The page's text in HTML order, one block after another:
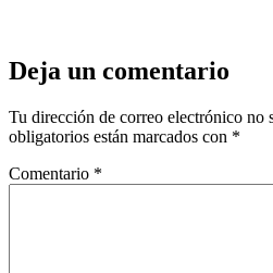
Deja un comentario
Tu dirección de correo electrónico no
obligatorios están marcados con *
Comentario *